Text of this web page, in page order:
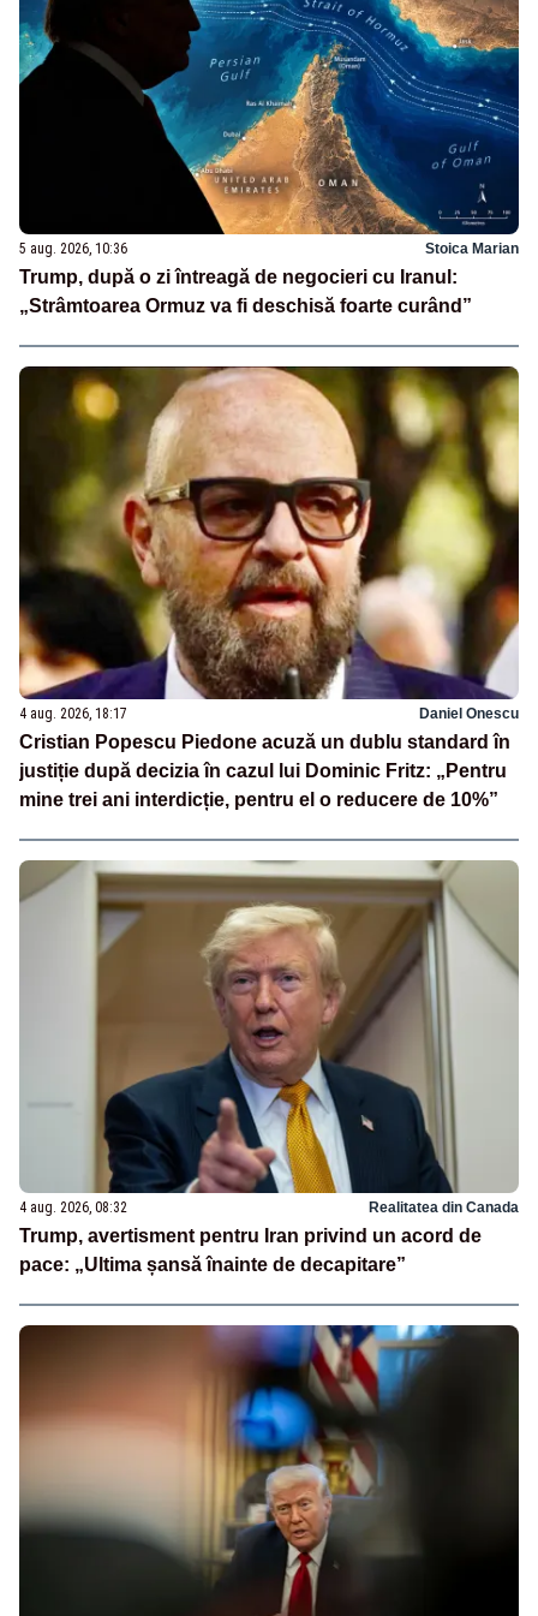
5 aug. 2026, 10:36 Stoica Marian
Trump, după o zi întreagă de negocieri cu Iranul:
„Strâmtoarea Ormuz va fi deschisă foarte curând”
4 aug. 2026, 18:17 Daniel Onescu
Cristian Popescu Piedone acuză un dublu standard în
justiție după decizia în cazul lui Dominic Fritz: „Pentru
mine trei ani interdicție, pentru el o reducere de 10%”
4 aug. 2026, 08:32 Realitatea din Canada
Trump, avertisment pentru Iran privind un acord de
pace: „Ultima șansă înainte de decapitare”